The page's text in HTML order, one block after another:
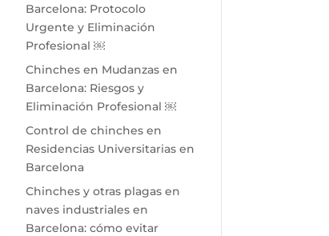
Barcelona: Protocolo
Urgente y Eliminación
Profesional ￼
Chinches en Mudanzas en
Barcelona: Riesgos y
Eliminación Profesional ￼
Control de chinches en
Residencias Universitarias en
Barcelona
Chinches y otras plagas en
naves industriales en
Barcelona: cómo evitar